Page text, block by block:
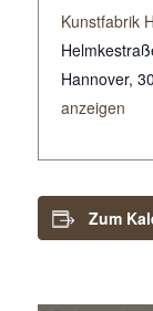
Kunstfabrik
Hannover,
anzeigen
Zum